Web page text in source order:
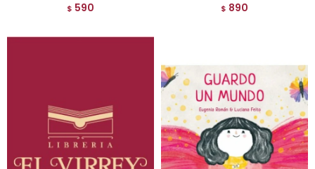
$ 590 $ 890